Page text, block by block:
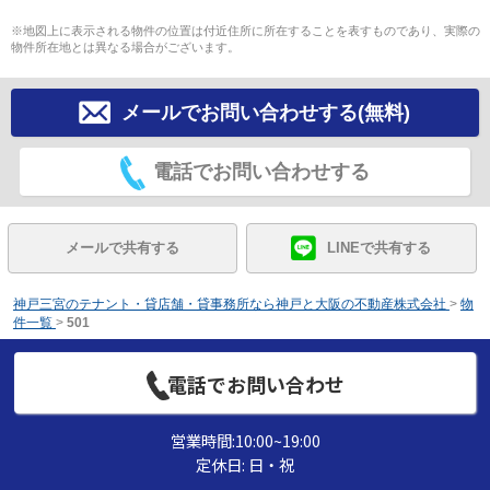
※地図上に表示される物件の位置は付近住所に所在することを表すものであり、実際の
物件所在地とは異なる場合がございます。
メールでお問い合わせする(無料)
電話でお問い合わせする
メールで共有する LINEで共有する
神戸三宮のテナント・貸店舗・貸事務所なら神戸と大阪の不動産株式会社 > 物
件一覧 > 501
電話でお問い合わせ
営業時間:10:00~19:00
定休日: 日・祝